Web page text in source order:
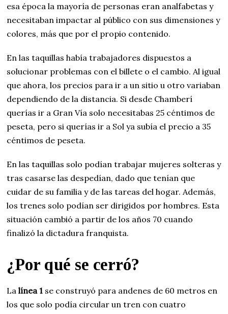
esa época la mayoría de personas eran analfabetas y
necesitaban impactar al público con sus dimensiones y
colores, más que por el propio contenido.
En las taquillas había trabajadores dispuestos a
solucionar problemas con el billete o el cambio. Al igual
que ahora, los precios para ir a un sitio u otro variaban
dependiendo de la distancia. Si desde Chamberí
querías ir a Gran Vía solo necesitabas 25 céntimos de
peseta, pero si querías ir a Sol ya subía el precio a 35
céntimos de peseta.
En las taquillas solo podían trabajar mujeres solteras y
tras casarse las despedían, dado que tenían que
cuidar de su familia y de las tareas del hogar. Además,
los trenes solo podían ser dirigidos por hombres. Esta
situación cambió a partir de los años 70 cuando
finalizó la dictadura franquista.
¿Por qué se cerró?
Lalínea 1 se construyó para andenes de 60 metros en
los que solo podía circular un tren con cuatro